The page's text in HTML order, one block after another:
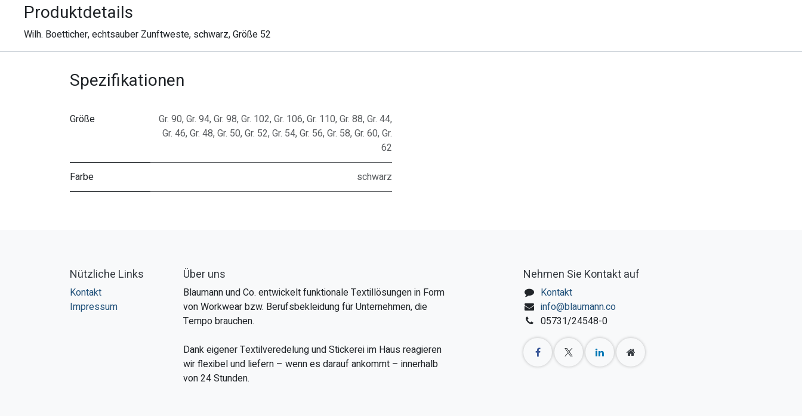
Produktdetails
Wilh. Boetticher, echtsauber Zunftweste, schwarz, Größe 52
Spezifikationen
Größe Gr. 90,Gr. 94,Gr. 98,Gr. 102,Gr. 106,Gr. 110,Gr. 88,Gr. 44,
Gr. 46,Gr. 48,Gr. 50,Gr. 52,Gr. 54,Gr. 56,Gr. 58,Gr. 60,Gr.
62
Farbe schwarz
Nützliche Links
Kontakt
Impressum
Über uns
Blaumann und Co. entwickelt funktionale Textillösungen in Form
von Workwear bzw. Berufsbekleidung für Unternehmen, die
Tempo brauchen.
Dank eigener Textilveredelung und Stickerei im Haus reagieren
wir flexibel und liefern – wenn es darauf ankommt – innerhalb
von 24 Stunden.
Nehmen Sie Kontakt auf
Kontakt
info@blaumann.co
05731/24548-0